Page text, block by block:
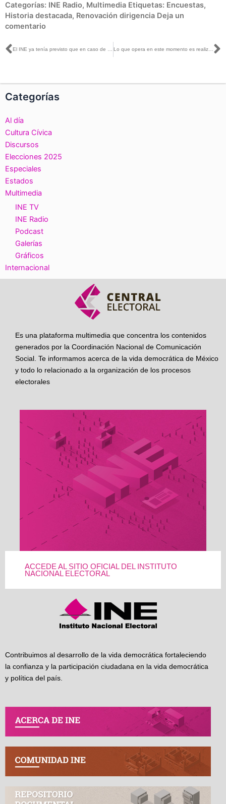
Categorías: INE Radio, Multimedia Etiquetas: Encuestas,
Historia destacada, Renovación dirigencia Deja un
comentario
Ant Lo que opera en este momento es realizar una tercera encuesta en la que ya solamente estarían los dos punteros para definir la dirigencia de Morena: Martín Faz
Categorías
Al día
Cultura Cívica
Discursos
Elecciones 2025
Especiales
Estados
Multimedia
INE TV
INE Radio
Podcast
Galerías
Gráficos
Internacional
Es una plataforma multimedia que concentra los contenidos
generados por la Coordinación Nacional de Comunicación
Social. Te informamos acerca de la vida democrática de México
y todo lo relacionado a la organización de los procesos
electorales
ACCEDE AL SITIO OFICIAL DEL INSTITUTO
NACIONAL ELECTORAL
Contribuimos al desarrollo de la vida democrática fortaleciendo
la confianza y la participación ciudadana en la vida democrática
y política del país.